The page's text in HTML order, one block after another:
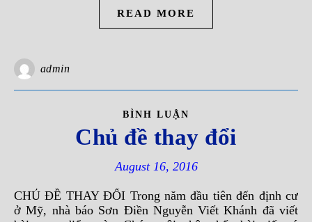
READ MORE
admin
BÌNH LUẬN
Chủ đề thay đổi
August 16, 2016
CHỦ ĐỀ THAY ĐỔI Trong năm đầu tiên đến định cư
ở Mỹ, nhà báo Sơn Điền Nguyễn Viết Khánh đã viết